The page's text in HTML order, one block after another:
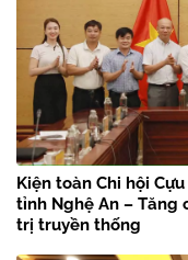
Kiện toàn Chi hội
tỉnh Nghệ An – Tăng
trị truyền thống